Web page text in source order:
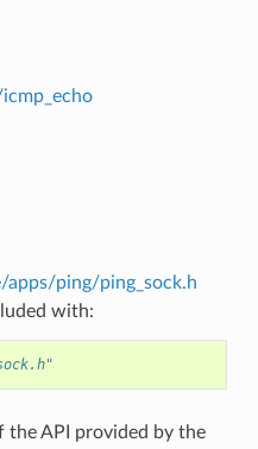
ping/ping_sock.h
with:
the API provided by the